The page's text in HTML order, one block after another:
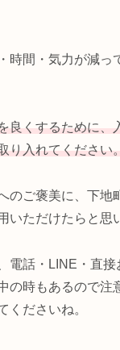
時間・気力が減っ
良くするために、
り入れてください
のご褒美に、下地
いただけたらと思
電話・LINE・直接
の時もあるので注
くださいね。